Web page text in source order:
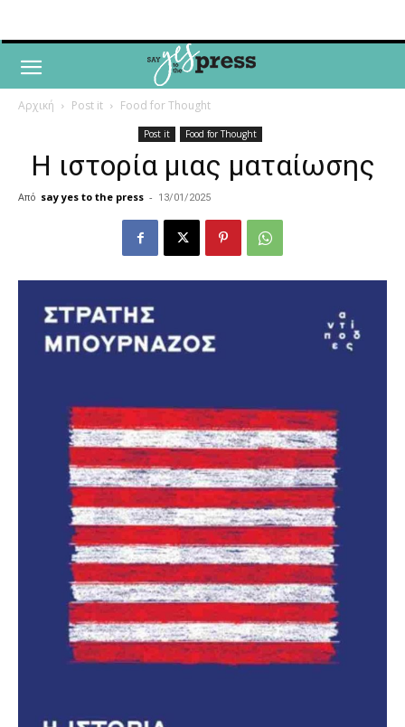
Αρχική Post it Food for Thought
Post it Food for Thought
Η ιστορία μιας ματαίωσης
Από say yes to the press - 13/01/2025